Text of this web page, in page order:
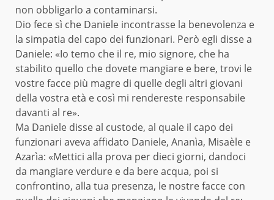
non obbligarlo a contaminarsi.
Dio fece sì che Daniele incontrasse la benevolenza e
la simpatia del capo dei funzionari. Però egli disse a
Daniele: «Io temo che il re, mio signore, che ha
stabilito quello che dovete mangiare e bere, trovi le
vostre facce più magre di quelle degli altri giovani
della vostra età e così mi rendereste responsabile
davanti al re».
Ma Daniele disse al custode, al quale il capo dei
funzionari aveva affidato Daniele, Ananìa, Misaèle e
Azarìa: «Mettici alla prova per dieci giorni, dandoci
da mangiare verdure e da bere acqua, poi si
confrontino, alla tua presenza, le nostre facce con